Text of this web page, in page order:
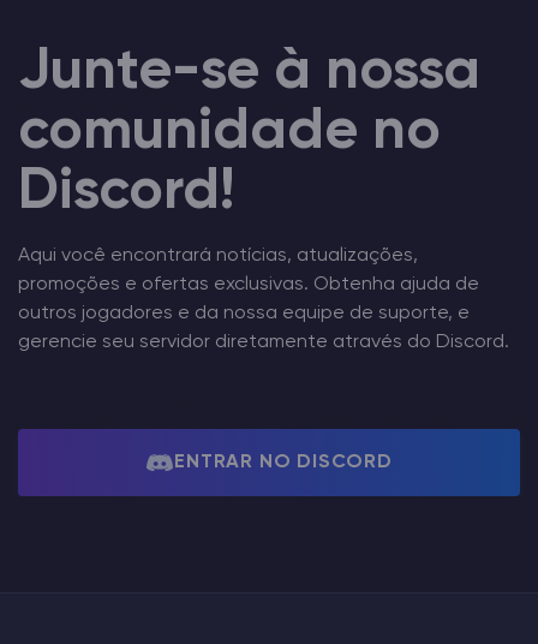
Junte-se à nossa
comunidade no
Discord!
Aqui você encontrará notícias, atualizações,
promoções e ofertas exclusivas. Obtenha ajuda de
outros jogadores e da nossa equipe de suporte, e
gerencie seu servidor diretamente através do Discord.
ENTRAR NO DISCORD